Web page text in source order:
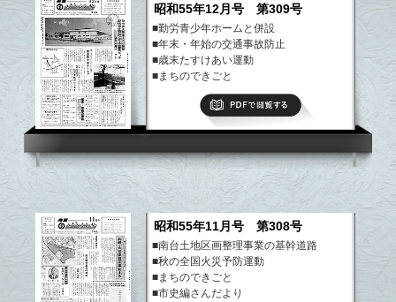
昭和55年12月号 第309号
■勤労青少年ホームと併設
■年末・年始の交通事故防止
■歳末たすけあい運動
■まちのできごと
■市史編さんだより
PDFで閲覧する
昭和55年11月号 第308号
■南台土地区画整理事業の基幹道路
■秋の全国火災予防運動
■まちのできごと
■市史編さんだより